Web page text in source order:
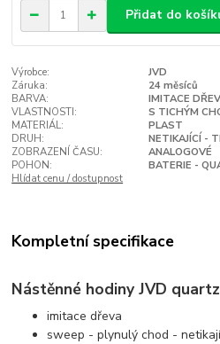
Přidat do
Výrobce:
JVD
Záruka:
24 měsíců
BARVA:
IMITACE
VLASTNOSTI:
S TICHÝM
MATERIÁL:
PLAST
DRUH:
NETIKAJÍCÍ -
ZOBRAZENÍ ČASU:
ANALOGOVÉ
POHON:
BATERIE -
Hlídat cenu / dostupnost
Kompletní specifikace
Nástěnné hodiny JVD
imitace dřeva
sweep - plynulý chod -